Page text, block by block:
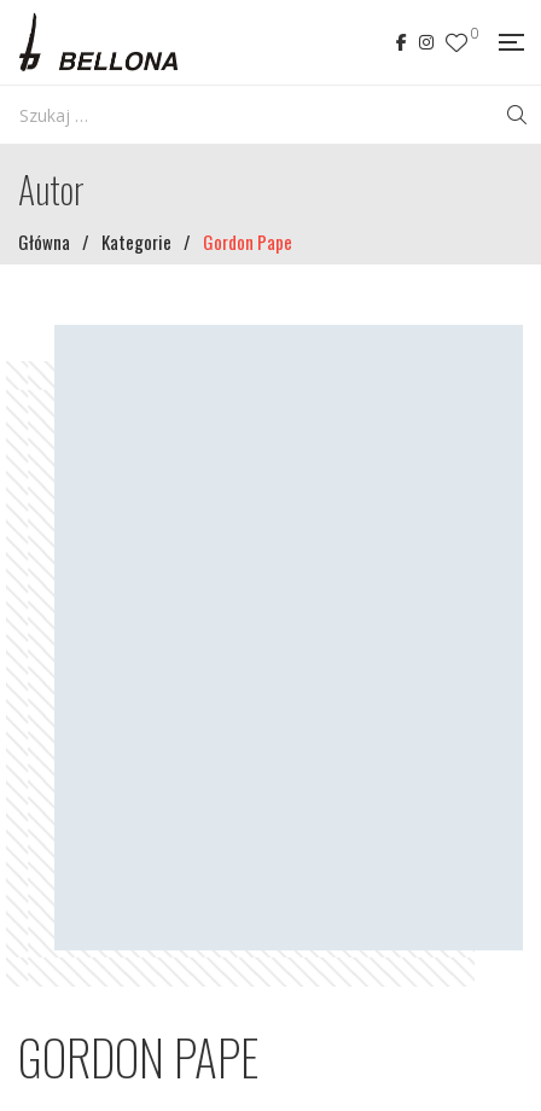
0
Autor
Główna / Kategorie / Gordon Pape
GORDON PAPE